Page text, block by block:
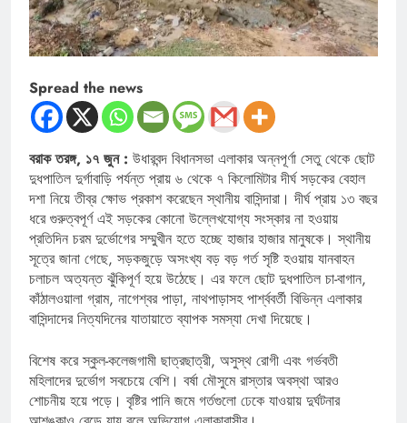
Spread the news
বরাক তরঙ্গ, ১৭ জুন : উধারবন্দ বিধানসভা এলাকার অন্নপূর্ণা সেতু থেকে ছোট
দুধপাতিল দুর্গাবাড়ি পর্যন্ত প্রায় ৬ থেকে ৭ কিলোমিটার দীর্ঘ সড়কের বেহাল
দশা নিয়ে তীব্র ক্ষোভ প্রকাশ করেছেন স্থানীয় বাসিন্দারা। দীর্ঘ প্রায় ১৩ বছর
ধরে গুরুত্বপূর্ণ এই সড়কের কোনো উল্লেখযোগ্য সংস্কার না হওয়ায়
প্রতিদিন চরম দুর্ভোগের সম্মুখীন হতে হচ্ছে হাজার হাজার মানুষকে। স্থানীয়
সূত্রে জানা গেছে, সড়কজুড়ে অসংখ্য বড় বড় গর্ত সৃষ্টি হওয়ায় যানবাহন
চলাচল অত্যন্ত ঝুঁকিপূর্ণ হয়ে উঠেছে। এর ফলে ছোট দুধপাতিল চা-বাগান,
কাঁঠালওয়ালা গ্রাম, নাগেশ্বর পাড়া, নাথপাড়াসহ পার্শ্ববর্তী বিভিন্ন এলাকার
বাসিন্দাদের নিত্যদিনের যাতায়াতে ব্যাপক সমস্যা দেখা দিয়েছে।
বিশেষ করে স্কুল-কলেজগামী ছাত্রছাত্রী, অসুস্থ রোগী এবং গর্ভবতী
মহিলাদের দুর্ভোগ সবচেয়ে বেশি। বর্ষা মৌসুমে রাস্তার অবস্থা আরও
শোচনীয় হয়ে পড়ে। বৃষ্টির পানি জমে গর্তগুলো ঢেকে যাওয়ায় দুর্ঘটনার